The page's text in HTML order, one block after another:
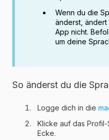
Wenn du die
änderst,
App nicht.
um deine
So änderst du die
Logge dich in die
Klicke auf das
Ecke.